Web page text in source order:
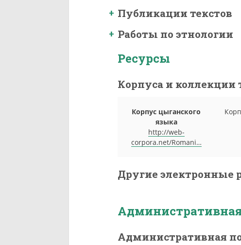
Публикации текстов
Работы по этнологии
Ресурсы
Корпуса и коллекции
Корпус цыганского
языка
http://web-
corpora.net/Romani…
Другие электронные
Административная